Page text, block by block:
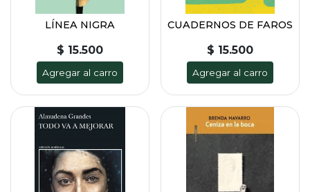
LÍNEA NIGRA
$ 15.500
Agregar al carro
CUADERNOS DE FAROS
$ 15.500
Agregar al carro